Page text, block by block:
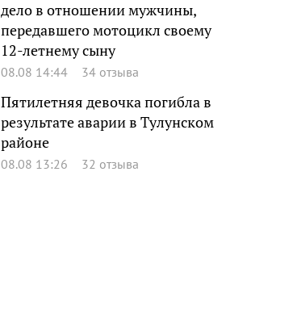
дело в отношении мужчины,
передавшего мотоцикл своему
12-летнему сыну
08.08 14:44 34 отзыва
Пятилетняя девочка погибла в
результате аварии в Тулунском
районе
08.08 13:26 32 отзыва